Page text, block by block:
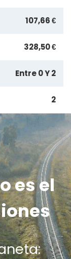
107,66 €
328,50 €
Entre 0 Y 2
2
es el